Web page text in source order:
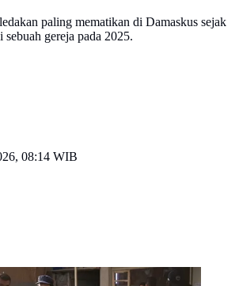
paling mematikan di Damaskus sejak
gereja pada 2025.
08:14 WIB